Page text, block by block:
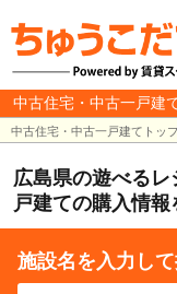
中古住宅・中古一戸建
中古住宅・中古一戸建てトッ
広島県の遊べる
戸建ての購入情報
施設名を入力し